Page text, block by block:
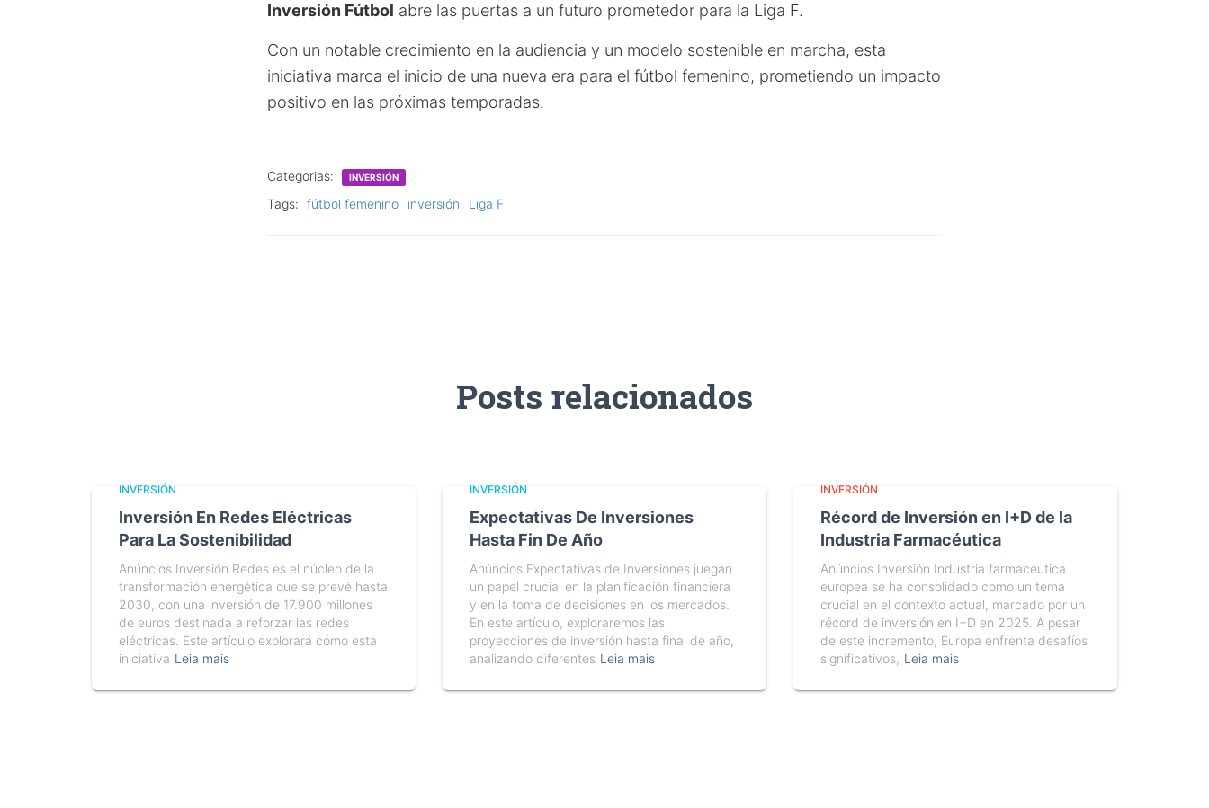
Inversión Fútbol abre las puertas a un futuro prometedor para la Liga F.
Con un notable crecimiento en la audiencia y un modelo sostenible en marcha, esta
iniciativa marca el inicio de una nueva era para el fútbol femenino, prometiendo un impacto
positivo en las próximas temporadas.
Categorias: INVERSIÓN
Tags: fútbol femenino inversión Liga F
Posts relacionados
INVERSIÓN
Inversión En Redes Eléctricas
Para La Sostenibilidad
Anúncios Inversión Redes es el núcleo de la
transformación energética que se prevé hasta
2030, con una inversión de 17.900 millones
de euros destinada a reforzar las redes
eléctricas. Este artículo explorará cómo esta
iniciativa Leia mais
INVERSIÓN
Expectativas De Inversiones
Hasta Fin De Año
Anúncios Expectativas de Inversiones juegan
un papel crucial en la planificación financiera
y en la toma de decisiones en los mercados.
En este artículo, exploraremos las
proyecciones de inversión hasta final de año,
analizando diferentes Leia mais
INVERSIÓN
Récord de Inversión en I+D de la
Industria Farmacéutica
Anúncios Inversión Industria farmacéutica
europea se ha consolidado como un tema
crucial en el contexto actual, marcado por un
récord de inversión en I+D en 2025. A pesar
de este incremento, Europa enfrenta desafíos
significativos, Leia mais